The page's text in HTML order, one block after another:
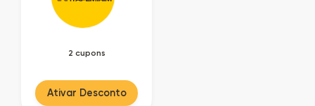
2 cupons
Ativar Desconto